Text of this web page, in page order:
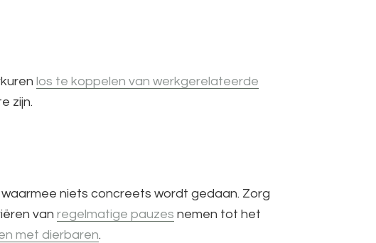
los te koppelen van werkgerelateerde
zijn.
niets concreets wordt gedaan. Zorg
van regelmatige pauzes nemen tot het
met dierbaren.